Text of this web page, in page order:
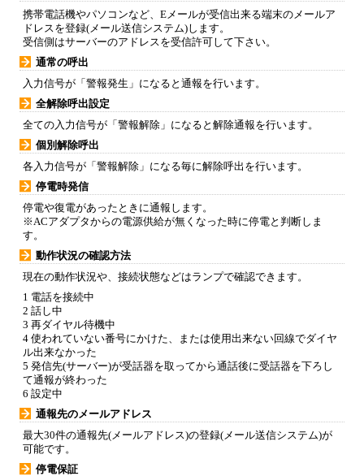
携帯電話機やパソコンなど、Eメールが受信出来る端末のメールア
ドレスを登録(メール送信システム)します。
受信側はサーバーのアドレスを受信許可して下さい。
通常の呼出
入力信号が「警報発生」になると通報を行います。
全解除呼出設定
全ての入力信号が「警報解除」になると解除通報を行います。
個別解除呼出
各入力信号が「警報解除」になる毎に解除呼出を行います。
停電時発信
停電や復電があったときに通報します。
※ACアダプタからの電源供給が無くなった時に停電と判断しま
す。
動作状況の確認方法
現在の動作状況や、接続状態などはランプで確認できます。
1 電話を接続中
2 話し中
3 再ダイヤル待機中
4 使われていない番号にかけた、または使用出来ない回線でダイヤ
ル出来なかった
5 発信先(サーバー)が受話器を取ってから通話後に受話器を下ろし
て通報が終わった
6 設定中
通報先のメールアドレス
最大30件の通報先(メールアドレス)の登録(メール送信システム)が
可能です。
停電保証